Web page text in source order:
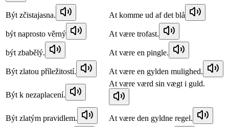
Být zčistajasna. At komme ud af det blå
být naprosto věrný At være trofast.
být zbabělý. At være en pingle.
Být zlatou příležitostí. At være en gylden mulighed.
Být k nezaplacení.
At være værd sin vægt i guld.
Být zlatým pravidlem. At være den gyldne regel.